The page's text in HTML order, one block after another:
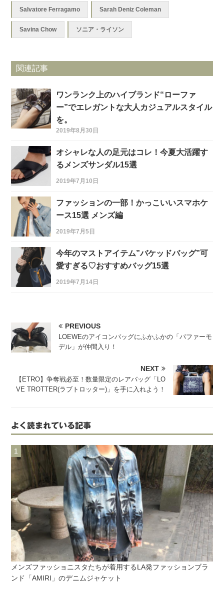
Salvatore Ferragamo Sarah Deniz Coleman
Savina Chow ソニア・ライソン
関連記事
ワンランク上のハイブランド“ローファ
ー”でエレガントな大人カジュアルスタイル
を。
2019年8月30日
オシャレな人の足元はコレ！今夏大活躍す
るメンズサンダル15選
2019年7月10日
ファッションの一部！かっこいいスマホケ
ース15選 メンズ編
2019年7月5日
今年のマストアイテム”バケッドバッグ”可
愛すぎる♡おすすめバッグ15選
2019年7月14日
PREVIOUS
LOEWEのアイコンバッグにふかふかの「パファーモ
デル」が仲間入り！
NEXT
【ETRO】争奪戦必至！数量限定のレアバッグ「LO
VE TROTTER(ラブトロッター)」を手に入れよう！
よく読まれている記事
メンズファッショニスタたちが着用するLA発ファッションブラ
ンド「AMIRI」のデニムジャケット